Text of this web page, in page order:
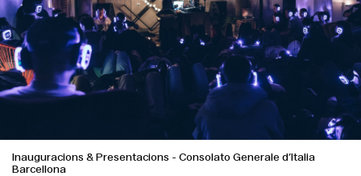
Inauguracions & Presentacions - Consolato Generale d’Italia
Barcellona